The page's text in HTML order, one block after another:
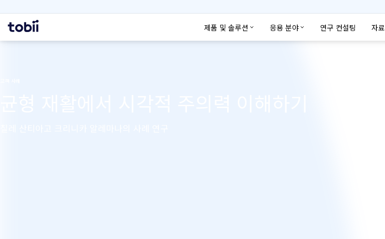
홈 제품 및 솔루션 응용 분야 연구 컨설팅 자료
검색